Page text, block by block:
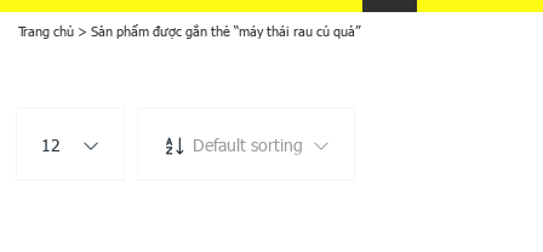
Trang chủ > Sản phẩm được gắn thẻ “máy thái rau củ quả”
12 Default sorting